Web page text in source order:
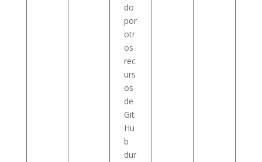
do
por
otr
os
rec
urs
os
de
Git
Hu
b
dur